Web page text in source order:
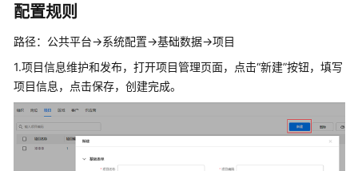
API
参
常
见
问
题
配置规则
路径：公共平台->系统配置->基础数据->项目
1.项目信息维护和发布，打开项目管理页面，点击“新建”按钮，填写
项目信息，点击保存，创建完成。